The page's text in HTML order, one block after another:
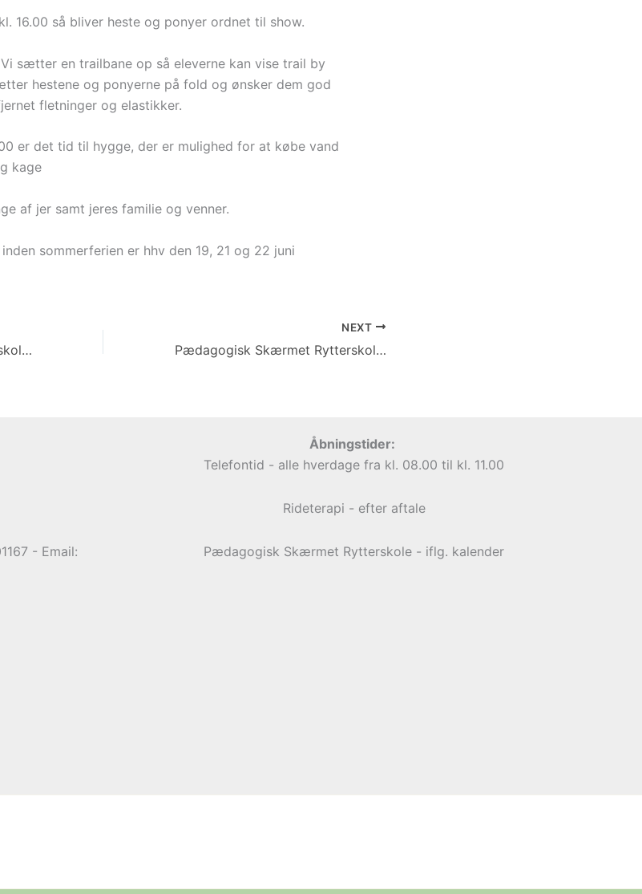
16.00 så bliver heste og ponyer ordnet til show.
Vi sætter en trailbane op så eleverne kan vise trail by
hestene og ponyerne på fold og ønsker dem god
fletninger og elastikker.
er det tid til hygge, der er mulighed for at købe vand
kage
af jer samt jeres familie og venner.
sommerferien er hhv den 19, 21 og 22 juni
Pædagogisk Skærmet Rytterskole hold – mandage kl. 15.00
NEXT
Pædagogisk Skærmet Rytterskole for børn
- Email:
Åbningstider:
Telefontid - alle hverdage fra kl. 08.00 til kl. 11.00
Rideterapi - efter aftale
Pædagogisk Skærmet Rytterskole - iflg. kalender